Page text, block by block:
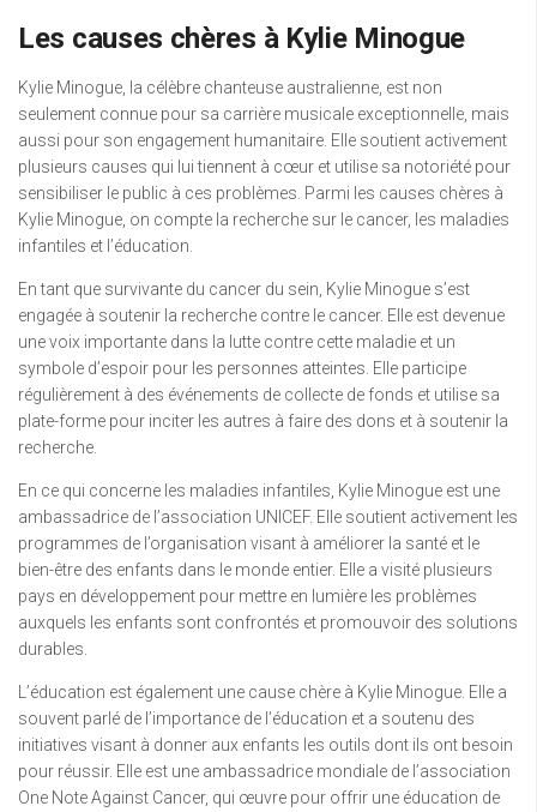
Les causes chères à Kylie Minogue
Kylie Minogue, la célèbre chanteuse australienne, est non
seulement connue pour sa carrière musicale exceptionnelle, mais
aussi pour son engagement humanitaire. Elle soutient activement
plusieurs causes qui lui tiennent à cœur et utilise sa notoriété pour
sensibiliser le public à ces problèmes. Parmi les causes chères à
Kylie Minogue, on compte la recherche sur le cancer, les maladies
infantiles et l’éducation.
En tant que survivante du cancer du sein, Kylie Minogue s’est
engagée à soutenir la recherche contre le cancer. Elle est devenue
une voix importante dans la lutte contre cette maladie et un
symbole d’espoir pour les personnes atteintes. Elle participe
régulièrement à des événements de collecte de fonds et utilise sa
plate-forme pour inciter les autres à faire des dons et à soutenir la
recherche.
En ce qui concerne les maladies infantiles, Kylie Minogue est une
ambassadrice de l’association UNICEF. Elle soutient activement les
programmes de l’organisation visant à améliorer la santé et le
bien-être des enfants dans le monde entier. Elle a visité plusieurs
pays en développement pour mettre en lumière les problèmes
auxquels les enfants sont confrontés et promouvoir des solutions
durables.
L’éducation est également une cause chère à Kylie Minogue. Elle a
souvent parlé de l’importance de l’éducation et a soutenu des
initiatives visant à donner aux enfants les outils dont ils ont besoin
pour réussir. Elle est une ambassadrice mondiale de l’association
One Note Against Cancer, qui œuvre pour offrir une éducation de